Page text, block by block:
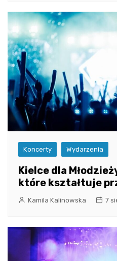
Koncerty Wydarzenia
Kielce dla
które kształtuje
Kamila Kalinowska 7